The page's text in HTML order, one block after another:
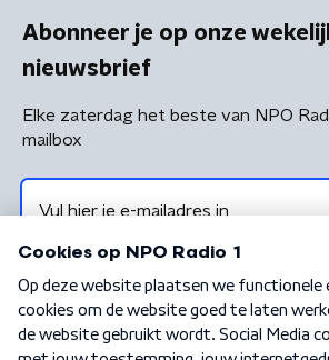
Abonneer je op onze
nieuwsbrief
Elke zaterdag het beste van NPO
mailbox
Algemene voorwaarden